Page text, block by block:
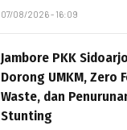
07/08/2026 - 16:09
Jambore PKK
Dorong UMKM, Zero
Waste, dan
Stunting